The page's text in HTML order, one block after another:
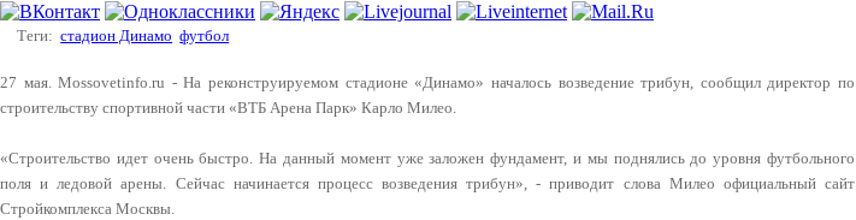
Теги: стадион Динамо футбол
27 мая. Mossovetinfo.ru - На реконструируемом стадионе «Динамо» началось возведение трибун, сообщил директор по
строительству спортивной части «ВТБ Арена Парк» Карло Милео.
«Строительство идет очень быстро. На данный момент уже заложен фундамент, и мы поднялись до уровня футбольного
поля и ледовой арены. Сейчас начинается процесс возведения трибун», - приводит слова Милео официальный сайт
Стройкомплекса Москвы.